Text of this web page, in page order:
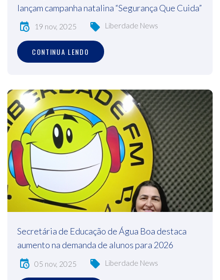
lançam campanha natalina “Segurança Que Cuida”
19 nov, 2025 Liberdade News
CONTINUA LENDO
Secretária de Educação de Água Boa destaca
aumento na demanda de alunos para 2026
05 nov, 2025 Liberdade News